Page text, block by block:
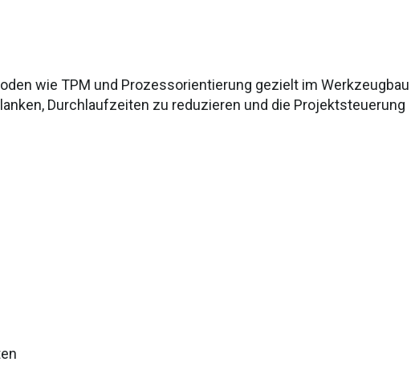
wie TPM und Prozessorientierung gezielt im Werkzeugbau
Durchlaufzeiten zu reduzieren und die Projektsteuerung